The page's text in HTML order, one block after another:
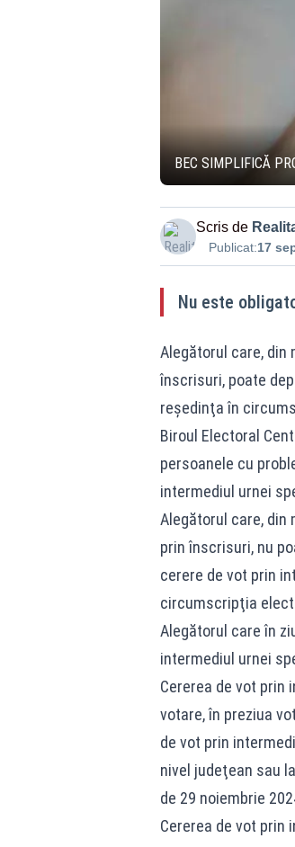
BEC SIMPLIFICĂ
Scris de
Publicat:17
Nu este
Alegătorul care, din
înscrisuri, poate
reşedinţa în
Biroul Electoral
persoanele cu
intermediul urnei
Alegătorul care, din
prin înscrisuri, nu
cerere de vot prin
circumscripţia
Alegătorul care în
intermediul urnei
Cererea de vot prin
votare, în preziua
de vot prin
nivel judeţean sau
de 29 noiembrie
Cererea de vot prin